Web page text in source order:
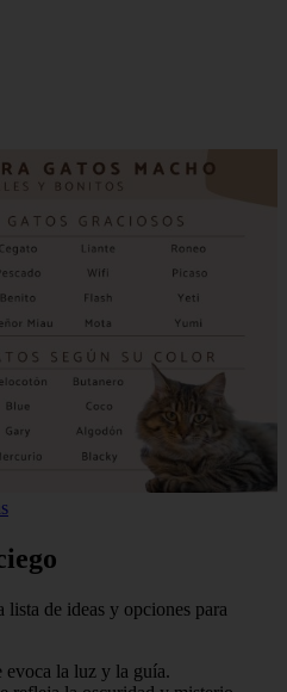
de ideas y opciones para
evoca la luz y la guía.